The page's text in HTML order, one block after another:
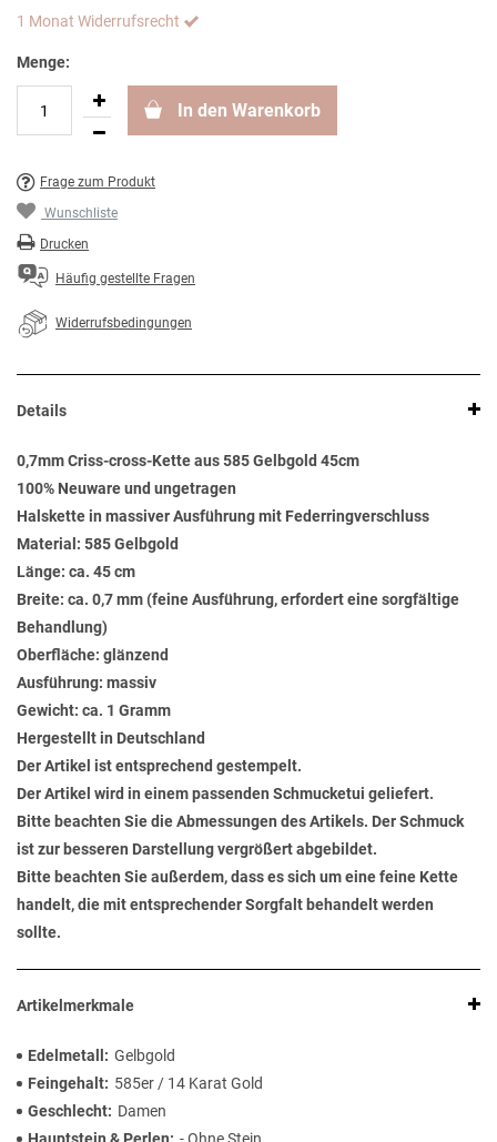
1 Monat Widerrufsrecht
Menge:
In den Warenkorb
Frage zum Produkt
Wunschliste
Drucken
Häufig gestellte Fragen
Widerrufsbedingungen
Details
0,7mm Criss-cross-Kette aus 585 Gelbgold 45cm
100% Neuware und ungetragen
Halskette in massiver Ausführung mit Federringverschluss
Material: 585 Gelbgold
Länge: ca. 45 cm
Breite: ca. 0,7 mm (feine Ausführung, erfordert eine sorgfältige
Behandlung)
Oberfläche: glänzend
Ausführung: massiv
Gewicht: ca. 1 Gramm
Hergestellt in Deutschland
Der Artikel ist entsprechend gestempelt.
Der Artikel wird in einem passenden Schmucketui geliefert.
Bitte beachten Sie die Abmessungen des Artikels. Der Schmuck
ist zur besseren Darstellung vergrößert abgebildet.
Bitte beachten Sie außerdem, dass es sich um eine feine Kette
handelt, die mit entsprechender Sorgfalt behandelt werden
sollte.
Artikelmerkmale
Edelmetall
Gelbgold
Feingehalt
585er / 14 Karat Gold
Geschlecht
Damen